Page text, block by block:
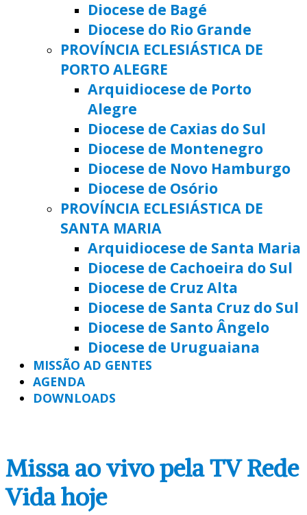
Diocese de Bagé
Diocese do Rio Grande
PROVÍNCIA ECLESIÁSTICA DE
PORTO ALEGRE
Arquidiocese de Porto
Alegre
Diocese de Caxias do Sul
Diocese de Montenegro
Diocese de Novo Hamburgo
Diocese de Osório
PROVÍNCIA ECLESIÁSTICA DE
SANTA MARIA
Arquidiocese de Santa Maria
Diocese de Cachoeira do Sul
Diocese de Cruz Alta
Diocese de Santa Cruz do Sul
Diocese de Santo Ângelo
Diocese de Uruguaiana
MISSÃO AD GENTES
AGENDA
DOWNLOADS
Missa ao vivo pela TV Rede
Vida hoje